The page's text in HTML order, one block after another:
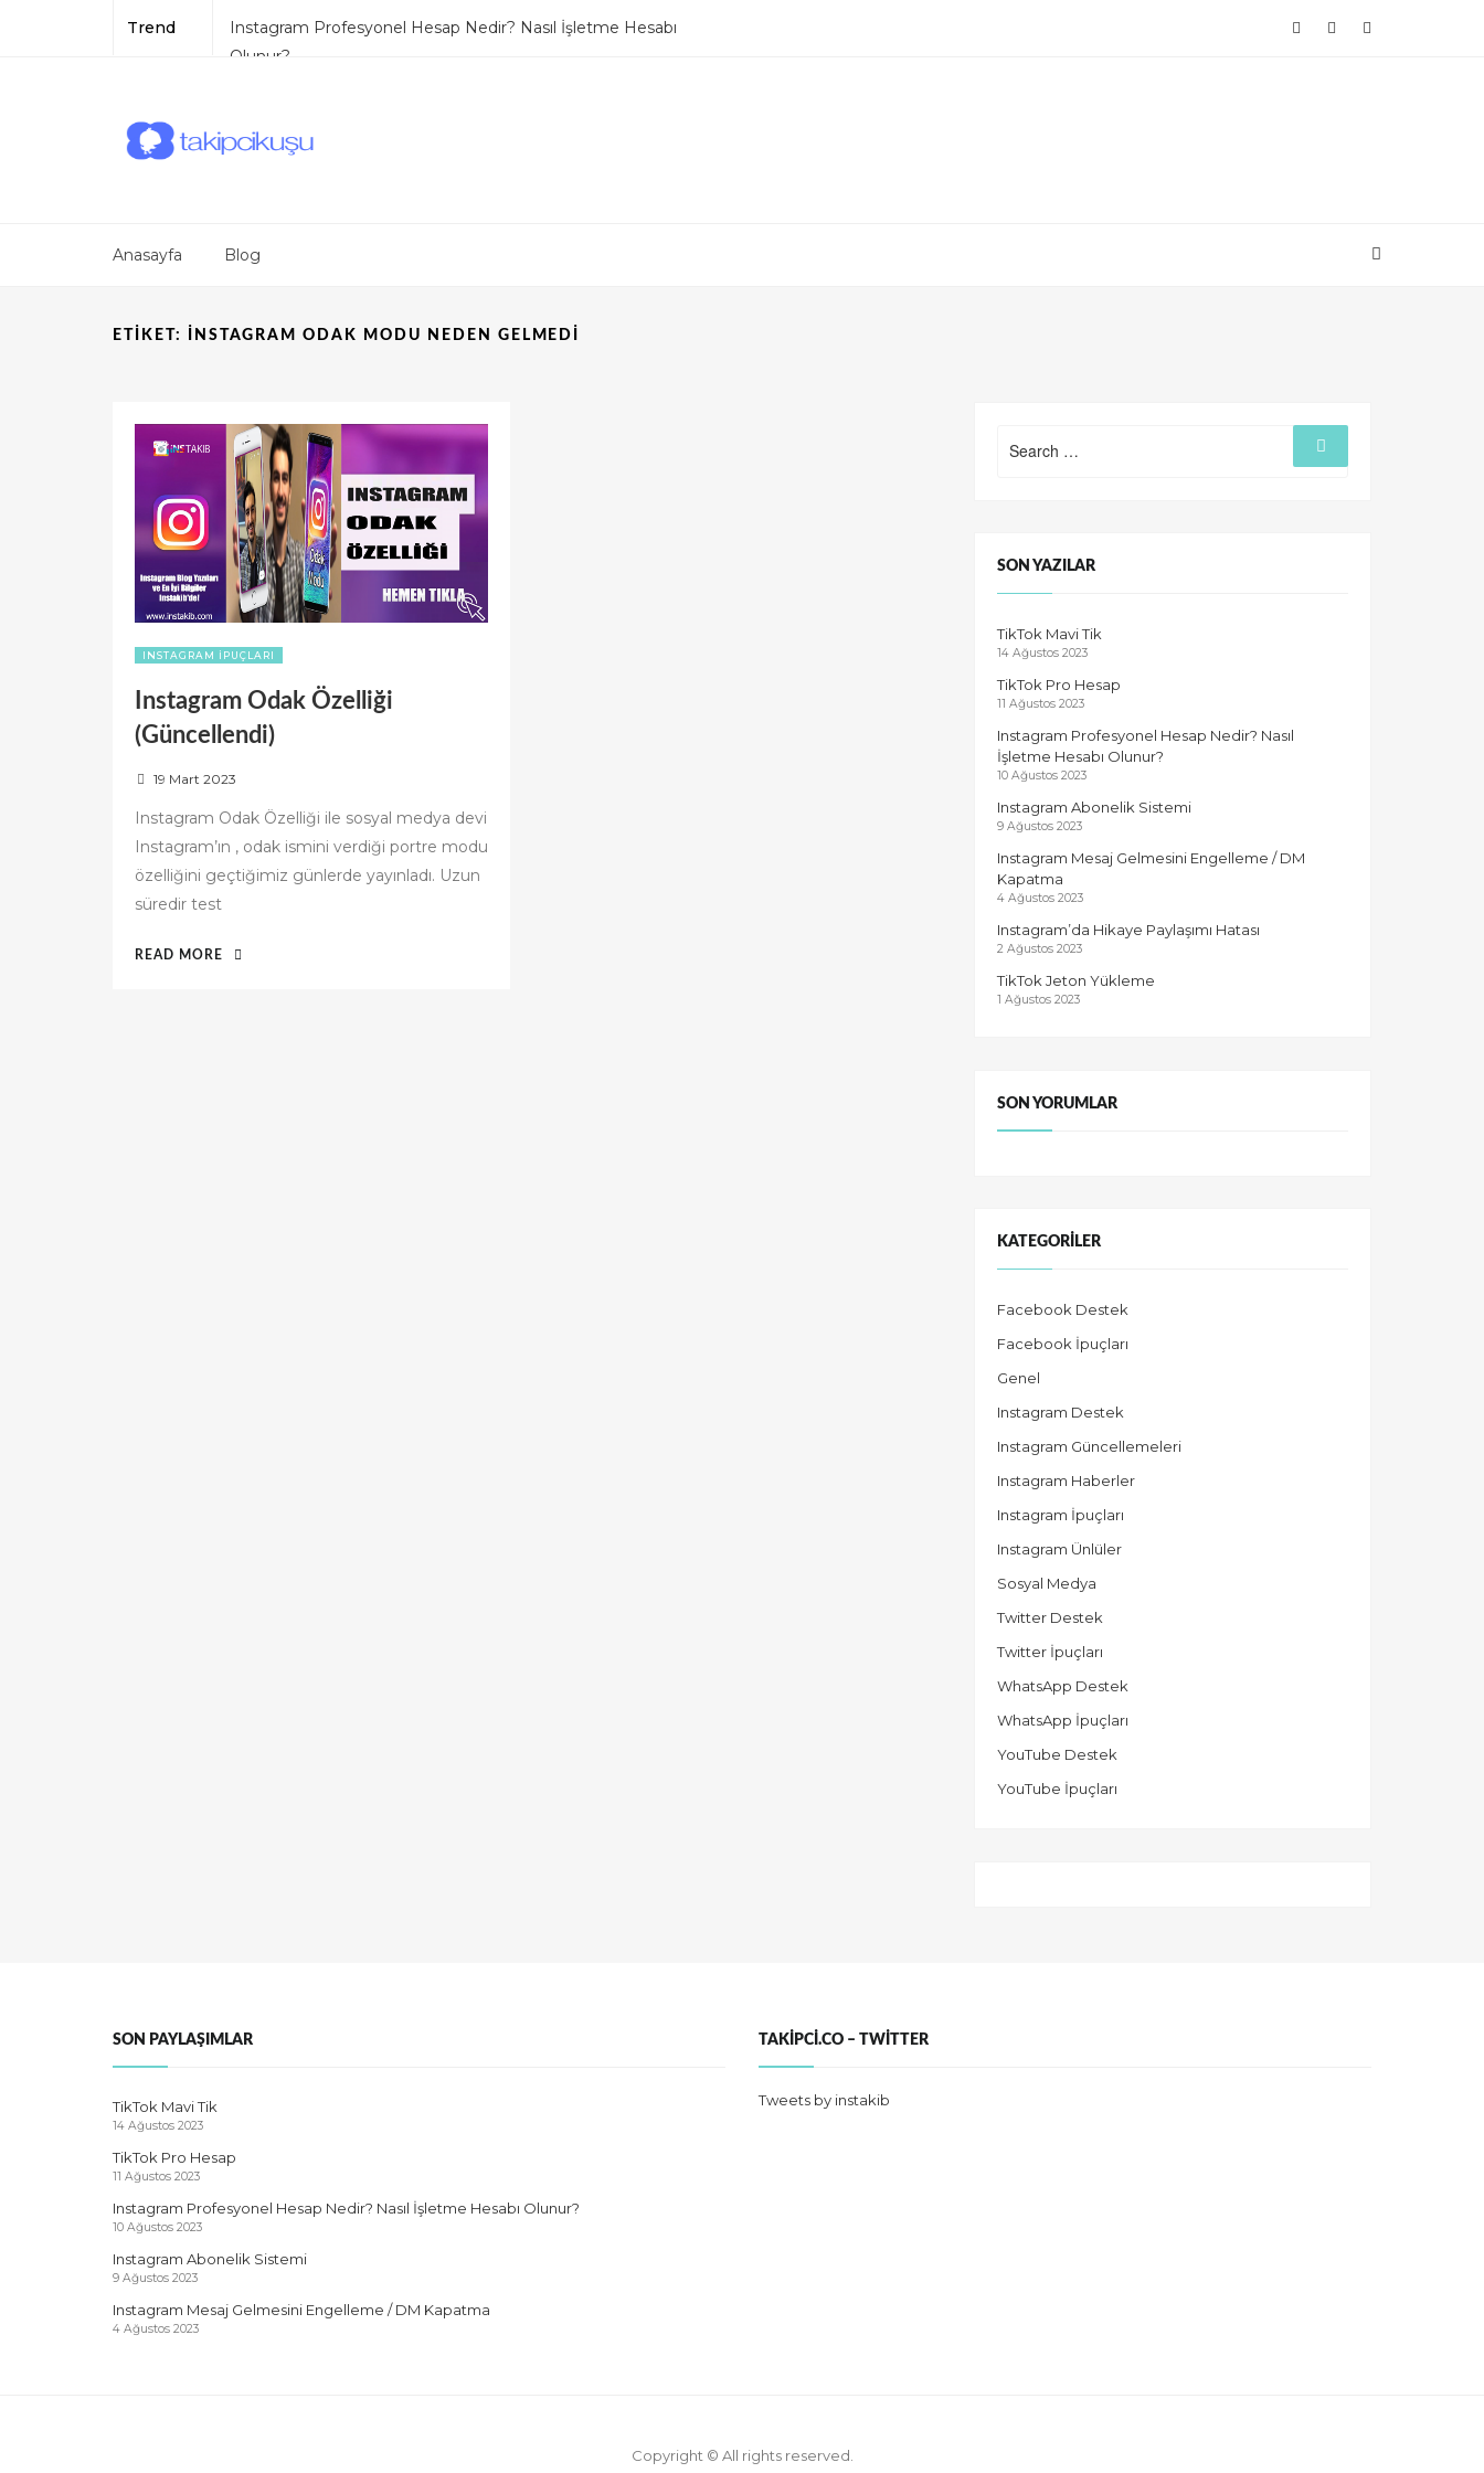
Trend
Instagram Profesyonel Hesap Nedir? Nasıl İşletme Hesabı
Olunur?
TikTok Mavi Tik
Anasayfa Blog
ETIKET: INSTAGRAM ODAK MODU NEDEN GELMEDI
INSTAGRAM İPUÇLARI
Instagram Odak Özelliği
(Güncellendi)
s
t
e
d
n
19 Mart 2023
Instagram Odak Özelliği ile sosyal medya devi
Instagram’ın , odak ismini verdiği portre modu
özelliğini geçtiğimiz günlerde yayınladı. Uzun
süredir test
READ MORE
for:
Search
SON YAZILAR
TikTok Mavi Tik
14 Ağustos 2023
TikTok Pro Hesap
11 Ağustos 2023
Instagram Profesyonel Hesap Nedir? Nasıl
İşletme Hesabı Olunur?
10 Ağustos 2023
Instagram Abonelik Sistemi
9 Ağustos 2023
Instagram Mesaj Gelmesini Engelleme / DM
Kapatma
4 Ağustos 2023
Instagram’da Hikaye Paylaşımı Hatası
2 Ağustos 2023
TikTok Jeton Yükleme
1 Ağustos 2023
SON YORUMLAR
KATEGORILER
Facebook Destek
Facebook İpuçları
Genel
Instagram Destek
Instagram Güncellemeleri
Instagram Haberler
Instagram İpuçları
Instagram Ünlüler
Sosyal Medya
Twitter Destek
Twitter İpuçları
WhatsApp Destek
WhatsApp İpuçları
YouTube Destek
YouTube İpuçları
SON PAYLAŞIMLAR
TikTok Mavi Tik
14 Ağustos 2023
TikTok Pro Hesap
11 Ağustos 2023
Instagram Profesyonel Hesap Nedir? Nasıl İşletme Hesabı Olunur?
10 Ağustos 2023
Instagram Abonelik Sistemi
9 Ağustos 2023
Instagram Mesaj Gelmesini Engelleme / DM Kapatma
4 Ağustos 2023
TAKIPCI.CO – TWITTER
Tweets by instakib
Copyright © All rights reserved.